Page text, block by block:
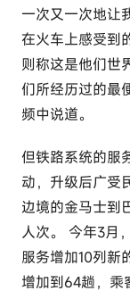
一次又一次地让
在火车上感受到
则称这是他们世
们所经历过的最
频中说道。
但铁路系统的服
动，升级后广受
边境的金马士到
人次。 今年3月
服务增加10列新
增加到64趟，乘